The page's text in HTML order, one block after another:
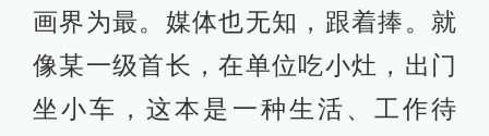
画界为最。媒体也无知，跟着捧。就
像某一级首长，在单位吃小灶，出门
坐小车，这本是一种生活、工作待